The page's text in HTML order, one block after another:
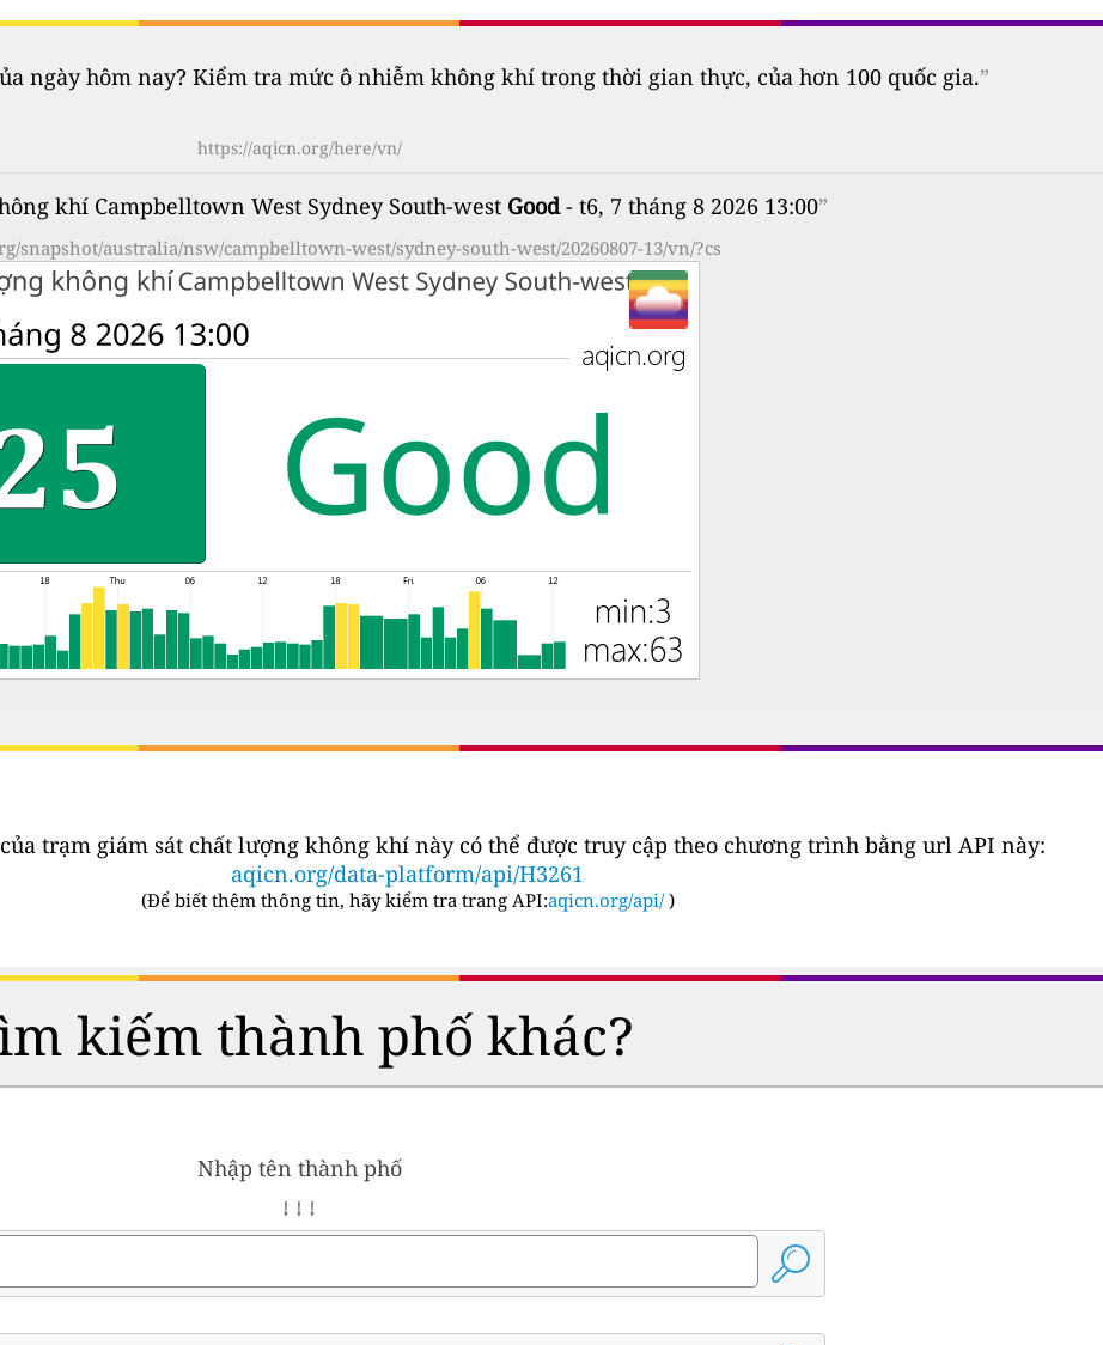
ngày hôm nay? Kiểm tra mức ô nhiễm không khí trong thời gian thực, của hơn 100 quốc gia.”
https://aqicn.org/here/vn/
khí Campbelltown West Sydney South-west Good- t6, 7 tháng 8 2026 13:00”
snapshot/australia/nsw/campbelltown-west/sydney-south-west/20260807-13/vn/?cs
trạm giám sát chất lượng không khí này có thể được truy cập theo chương trình bằng url API này:
aqicn.org/data-platform/api/H3261
(Để biết thêm thông tin, hãy kiểm tra trang API:aqicn.org/api/ )
kiếm thành phố khác?
Nhập tên thành phố
↓ ↓ ↓